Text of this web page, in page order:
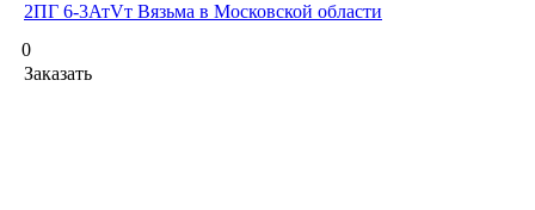
2ПГ 6-3АтVт Вязьма в Московской области
0
Заказать